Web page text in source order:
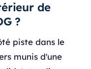
de
?
piste dans le
munis d'une